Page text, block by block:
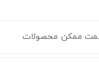
ممکن محصولات